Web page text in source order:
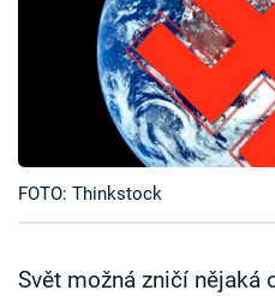
TV Program
Časopis
Sledujte prima+
FOTO: Thinkstock
Svět možná zničí nějaká